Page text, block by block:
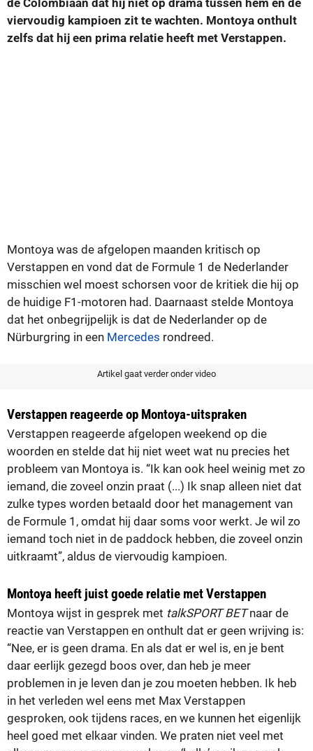
viervoudig kampioen zit te wachten. Montoya onthult
zelfs dat hij een prima relatie heeft met Verstappen.
Montoya was de afgelopen maanden kritisch op
Verstappen en vond dat de Formule 1 de Nederlander
misschien wel moest schorsen voor de kritiek die hij op
de huidige F1-motoren had. Daarnaast stelde Montoya
dat het onbegrijpelijk is dat de Nederlander op de
Nürburgring in een Mercedes rondreed.
Artikel gaat verder onder video
Verstappen reageerde op Montoya-uitspraken
Verstappen reageerde afgelopen weekend op die
woorden en stelde dat hij niet weet wat nu precies het
probleem van Montoya is. “Ik kan ook heel weinig met zo
iemand, die zoveel onzin praat (...) Ik snap alleen niet dat
zulke types worden betaald door het management van
de Formule 1, omdat hij daar soms voor werkt. Je wil zo
iemand toch niet in de paddock hebben, die zoveel onzin
uitkraamt”, aldus de viervoudig kampioen.
Montoya heeft juist goede relatie met Verstappen
Montoya wijst in gesprek met talkSPORT BETnaar de
reactie van Verstappen en onthult dat er geen wrijving is:
“Nee, er is geen drama. En als dat er wel is, en je bent
daar eerlijk gezegd boos over, dan heb je meer
problemen in je leven dan je zou moeten hebben. Ik heb
in het verleden wel eens met Max Verstappen
gesproken, ook tijdens races, en we kunnen het eigenlijk
heel goed met elkaar vinden. We praten niet veel met